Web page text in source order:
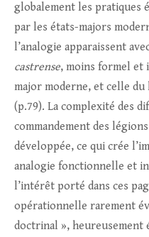
globalement les pratiques
par les états-majors
l’analogie apparaissent
castrense, moins formel et
major moderne, et celle
(p.79). La complexité des
commandement des
développée, ce qui crée
analogie fonctionnelle et
l’intérêt porté dans ces
opérationnelle rarement
doctrinal », heureusement